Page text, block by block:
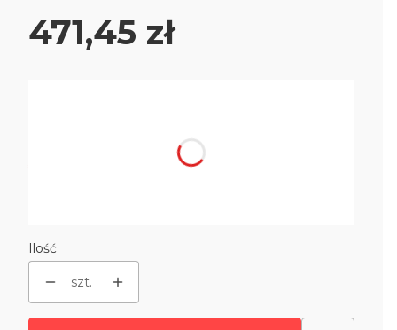
Cena
471,45 zł
Ilość
szt.